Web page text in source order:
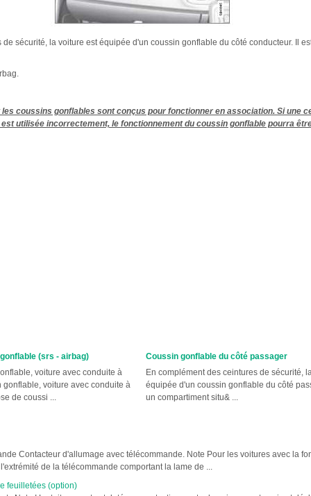
de sécurité, la voiture est équipée d'un coussin gonflable du côté conducteur. Il
coussins gonflables sont conçus pour fonctionner en association. Si une
utilisée incorrectement, le fonctionnement du coussin gonflable pourra
(srs - airbag)
voiture avec conduite à
voiture avec conduite à
de coussi ...
Coussin gonflable du côté passager
En complément des ceintures de sécurité,
équipée d'un coussin gonflable du côté
un compartiment situ& ...
Contacteur d'allumage avec télécommande. Note Pour les voitures avec la
de la télécommande comportant la lame de ...
feuilletées (option)